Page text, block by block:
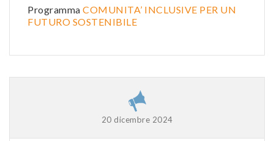
Programma COMUNITA’ INCLUSIVE PER UN
FUTURO SOSTENIBILE
20 dicembre 2024